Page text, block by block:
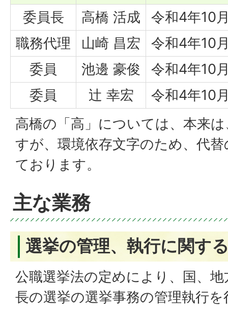
委員長
高橋 活成
令和4年10
職務代理
山崎 昌宏
令和4年10
委員
池邊 豪俊
令和4年10
委員
辻 幸宏
令和4年10
高橋の「高」については、本来
すが、環境依存文字のため、代
ております。
主な業務
選挙の管理、執行に関す
公職選挙法の定めにより、国、
長の選挙の選挙事務の管理執行